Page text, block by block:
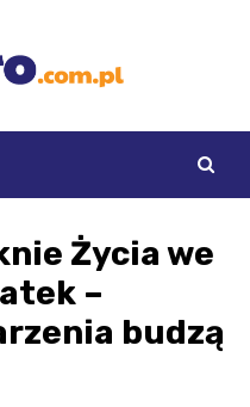
Życia we
–
budzą